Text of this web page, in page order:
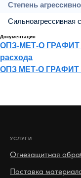
Степень
Сильноагрессивная
Документация
ОПЗ-МЕТ-О ГРАФИТ -
расхода
ОПЗ МЕТ-О ГРАФИТ -
УСЛУГИ
Огнезащитная
Поставка